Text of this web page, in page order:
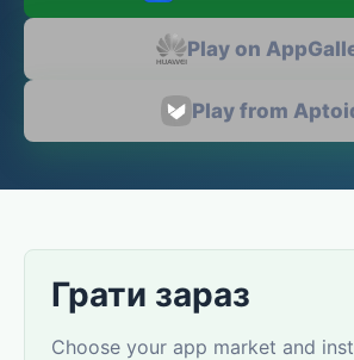
Play on
Play from
Грати зараз
Choose your app market and